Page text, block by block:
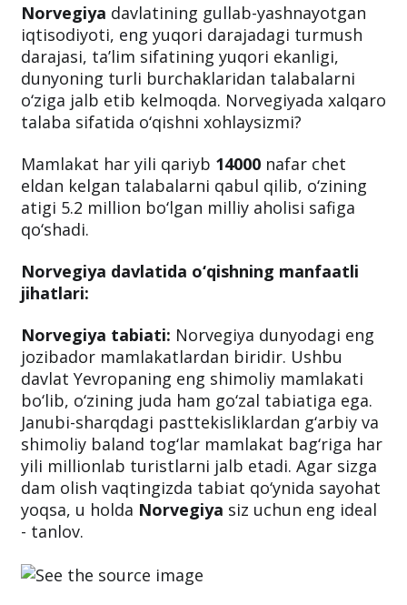
Norvegiya davlatining gullab-yashnayotgan
iqtisodiyoti, eng yuqori darajadagi turmush
darajasi, ta’lim sifatining yuqori ekanligi,
dunyoning turli burchaklaridan talabalarni
o‘ziga jalb etib kelmoqda. Norvegiyada xalqaro
talaba sifatida o‘qishni xohlaysizmi?
Mamlakat har yili qariyb 14000 nafar chet
eldan kelgan talabalarni qabul qilib, o‘zining
atigi 5.2 million bo‘lgan milliy aholisi safiga
qo‘shadi.
Norvegiya davlatida o‘qishning manfaatli
jihatlari:
Norvegiya tabiati: Norvegiya dunyodagi eng
jozibador mamlakatlardan biridir. Ushbu
davlat Yevropaning eng shimoliy mamlakati
bo‘lib, o‘zining juda ham go‘zal tabiatiga ega.
Janubi-sharqdagi pasttekisliklardan g‘arbiy va
shimoliy baland tog‘lar mamlakat bag‘riga har
yili millionlab turistlarni jalb etadi. Agar sizga
dam olish vaqtingizda tabiat qo‘ynida sayohat
yoqsa, u holda Norvegiya siz uchun eng ideal
- tanlov.